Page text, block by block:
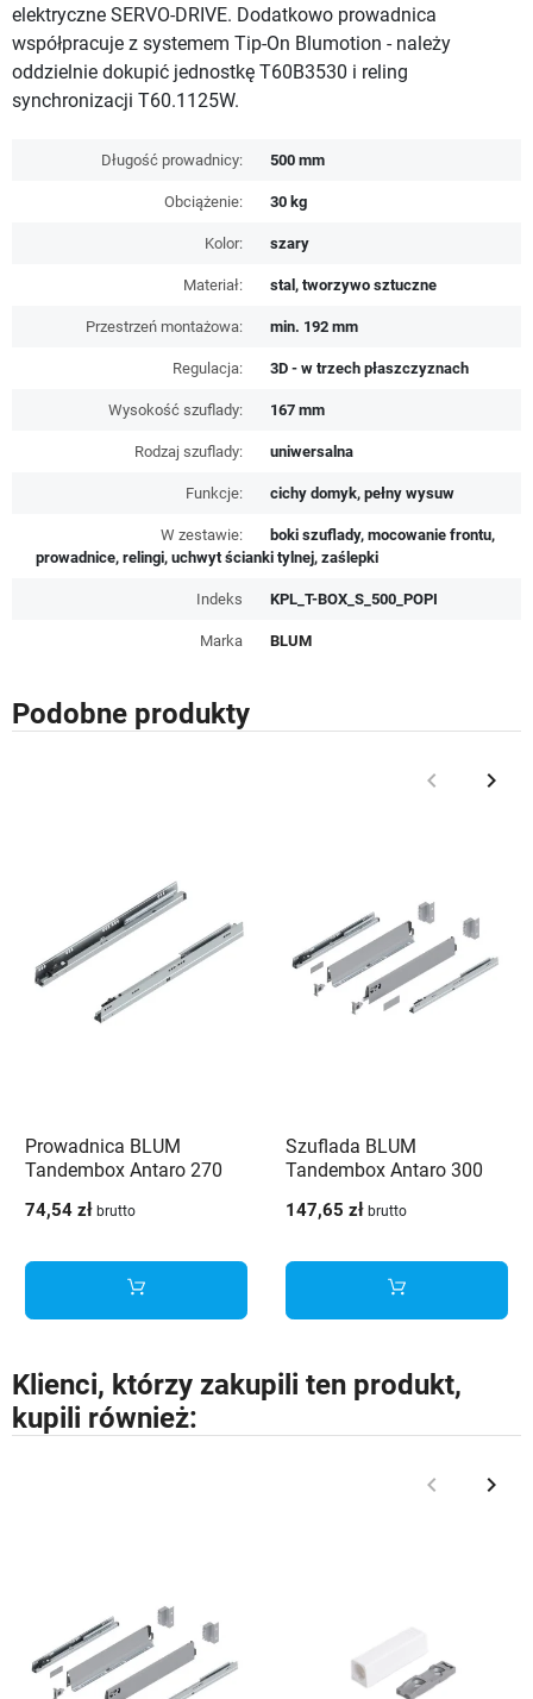
elektryczne SERVO-DRIVE. Dodatkowo prowadnica
współpracuje z systemem Tip-On Blumotion - należy
oddzielnie dokupić jednostkę T60B3530 i reling
synchronizacji T60.1125W.
Długość prowadnicy: 500 mm
Obciążenie: 30 kg
Kolor: szary
Materiał: stal, tworzywo sztuczne
Przestrzeń montażowa: min. 192 mm
Regulacja: 3D - w trzech płaszczyznach
Wysokość szuflady: 167 mm
Rodzaj szuflady: uniwersalna
Funkcje: cichy domyk, pełny wysuw
W zestawie:
boki szuflady, mocowanie frontu,
prowadnice, relingi, uchwyt ścianki tylnej, zaślepki
Indeks KPL_T-BOX_S_500_POPI
Marka BLUM
Podobne produkty
Poprzedni
keyboard_arrow_left keyboard_arrow_right
Prowadnica BLUM
Tandembox Antaro 270
74,54 zł brutto
Szuflada BLUM
Tandembox Antaro 300
30kg
147,65 zł brutto
Klienci, którzy zakupili ten produkt,
kupili również:
Poprzedni
keyboard_arrow_left keyboard_arrow_right